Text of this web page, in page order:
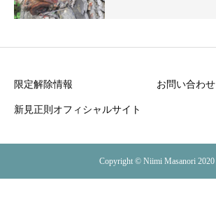
限定解除情報 お問い合わせ
新見正則オフィシャルサイト
Copyright © Niimi Masanori 2020